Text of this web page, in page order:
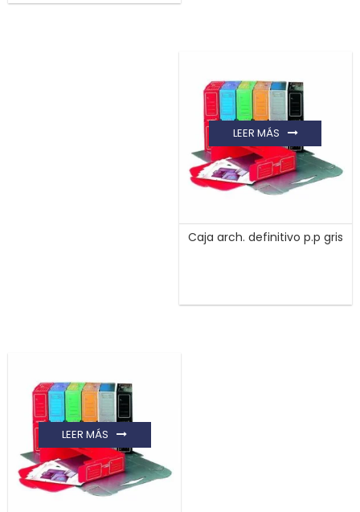
Caja arch. definitivo p.p gris
LEER MÁS
LEER MÁS